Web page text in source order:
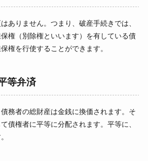
ありません。つまり、破産手続きでは、
権（別除権といいます）を有している債
権を行使することができます。
等弁済
務者の総財産は金銭に換価されます。そ
債権者に平等に分配されます。平等に、